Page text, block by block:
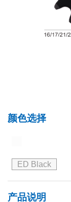
颜色选择
ED Black
产品说明